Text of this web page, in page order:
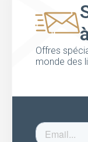
Offres
monde des